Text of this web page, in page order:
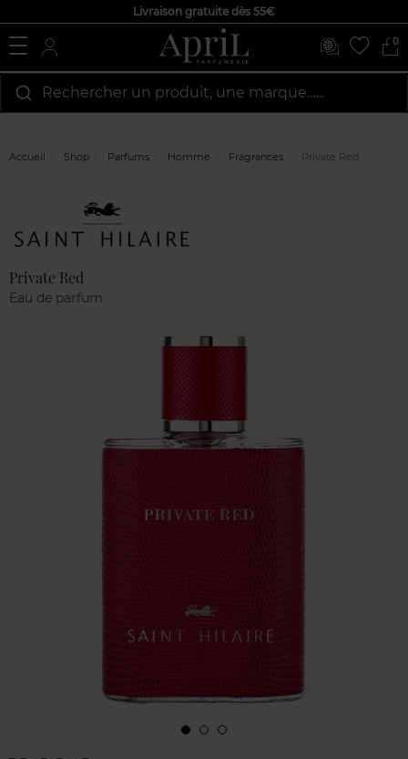
Livraison gratuite dès 55€
0
Rechercher un produit, une marque…...
Accueil Shop Parfums Homme Fragrances Private Red
Private Red
Eau de parfum